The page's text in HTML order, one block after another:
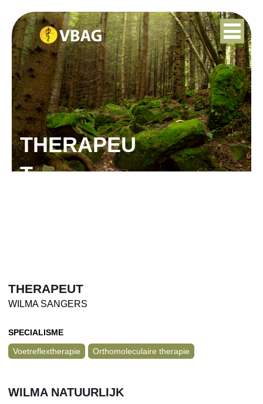
THERAPEU
T
THERAPEUT
WILMA SANGERS
SPECIALISME
Voetreflextherapie
Orthomoleculaire therapie
WILMA NATUURLIJK